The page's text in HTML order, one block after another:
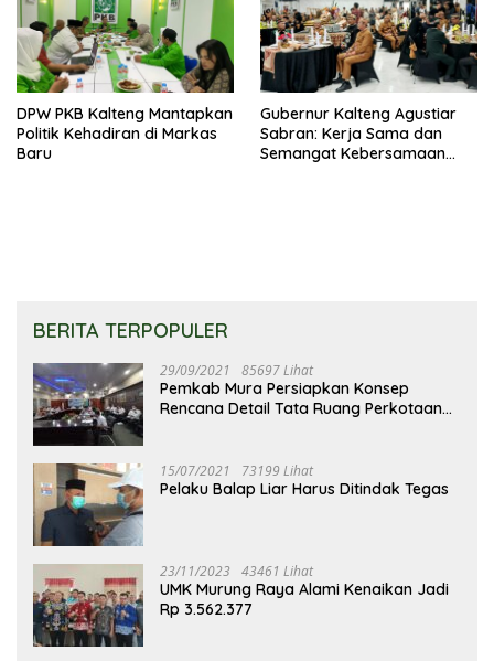
DPW PKB Kalteng Mantapkan
Politik Kehadiran di Markas
Baru
Gubernur Kalteng Agustiar
Sabran: Kerja Sama dan
Semangat Kebersamaan
BERITA TERPOPULER
29/09/2021 85697 Lihat
Pemkab Mura Persiapkan Konsep
Rencana Detail Tata Ruang Perkotaan
15/07/2021 73199 Lihat
Pelaku Balap Liar Harus Ditindak Tegas
23/11/2023 43461 Lihat
UMK Murung Raya Alami Kenaikan Jadi
Rp 3.562.377